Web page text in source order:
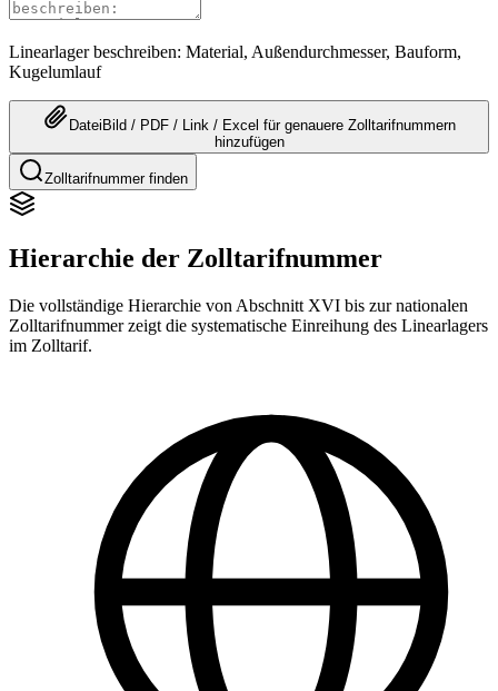
Linearlager beschreiben: Material, Außendurchmesser, Bauform,
Kugelumlauf
Datei Bild / PDF / Link / Excel für genauere Zolltarifnummern
hinzufügen
Zolltarifnummer finden
Hierarchie der Zolltarifnummer
Die vollständige Hierarchie von Abschnitt XVI bis zur nationalen
Zolltarifnummer zeigt die systematische Einreihung des Linearlagers
im Zolltarif.